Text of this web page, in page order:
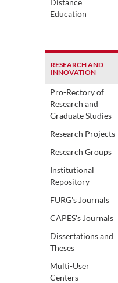
Education
RESEARCH AND
INNOVATION
Pro-Rectory of
Research and
Graduate Studies
Research Projects
Research Groups
Institutional
Repository
FURG's Journals
CAPES's Journals
Dissertations and
Theses
Multi-User
Centers